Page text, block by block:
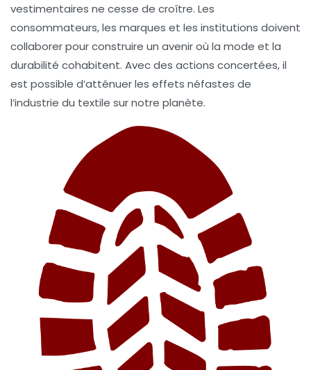
vestimentaires ne cesse de croître. Les
consommateurs, les marques et les institutions doivent
collaborer pour construire un avenir où la mode et la
durabilité cohabitent. Avec des actions concertées, il
est possible d’atténuer les effets néfastes de
l’industrie du textile sur notre planète.